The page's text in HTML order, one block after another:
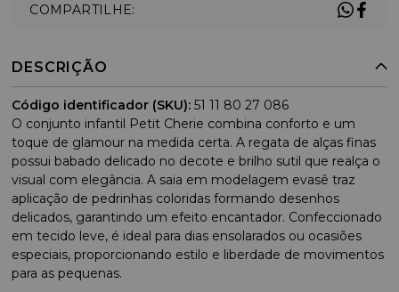
COMPARTILHE:
DESCRIÇÃO
Código identificador (SKU): 51 11 80 27 086
O conjunto infantil Petit Cherie combina conforto e um
toque de glamour na medida certa. A regata de alças finas
possui babado delicado no decote e brilho sutil que realça o
visual com elegância. A saia em modelagem evasê traz
aplicação de pedrinhas coloridas formando desenhos
delicados, garantindo um efeito encantador. Confeccionado
em tecido leve, é ideal para dias ensolarados ou ocasiões
especiais, proporcionando estilo e liberdade de movimentos
para as pequenas.